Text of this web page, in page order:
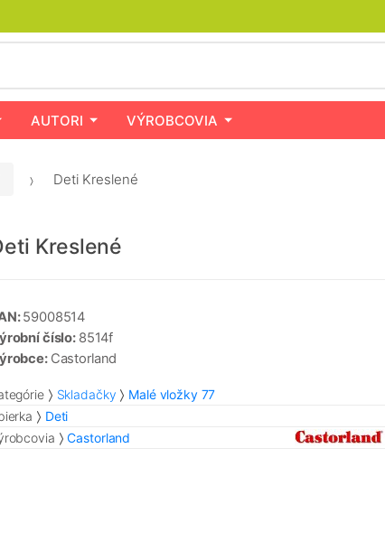
AUTORI VÝROBCOVIA
Deti Kreslené
Kreslené
59008514
číslo: 8514f
Castorland
Skladačky
Malé vložky 77
Deti
Castorland